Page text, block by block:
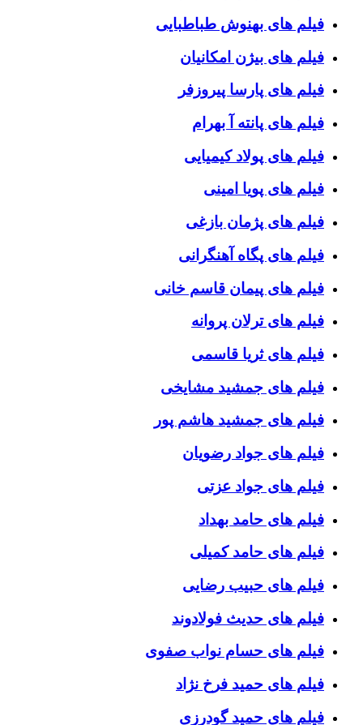
فیلم های بهنوش طباطبایی
فیلم های بیژن امکانیان
فیلم های پارسا پیروزفر
فیلم های پانته آ بهرام
فیلم های پولاد کیمیایی
فیلم های پویا امینی
فیلم های پژمان بازغی
فیلم های پگاه آهنگرانی
فیلم های پیمان قاسم خانی
فیلم های ترلان پروانه
فیلم های ثریا قاسمی
فیلم های جمشید مشایخی
فیلم های جمشید هاشم پور
فیلم های جواد رضویان
فیلم های جواد عزتی
فیلم های حامد بهداد
فیلم های حامد کمیلی
فیلم های حبیب رضایی
فیلم های حدیث فولادوند
فیلم های حسام نواب صفوی
فیلم های حمید فرخ نژاد
فیلم های حمید گودرزی